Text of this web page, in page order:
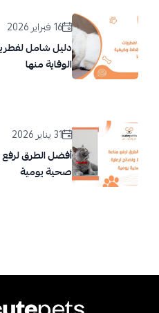
16 فبراير 2026
دليل شامل
الوقاية منها
31 يناير 2026
أفضل الطرق لرفع
صحية يومية